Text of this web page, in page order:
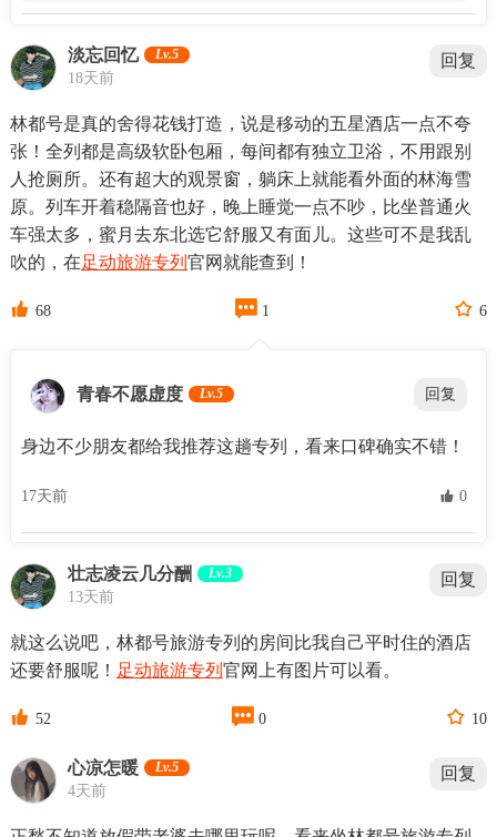
淡忘回忆 Lv.5
18天前
回复
林都号是真的舍得花钱打造，说是移动的五星酒店一点不夸
张！全列都是高级软卧包厢，每间都有独立卫浴，不用跟别
人抢厕所。还有超大的观景窗，躺床上就能看外面的林海雪
原。列车开着稳隔音也好，晚上睡觉一点不吵，比坐普通火
车强太多，蜜月去东北选它舒服又有面儿。这些可不是我乱
吹的，在足动旅游专列 官网就能查到！
 68  1  6
青春不愿虚度 Lv.5 回复
身边不少朋友都给我推荐这趟专列，看来口碑确实不错！
17天前  0
壮志凌云几分酬 Lv.3
13天前
回复
就这么说吧，林都号旅游专列的房间比我自己平时住的酒店
还要舒服呢！ 足动旅游专列 官网上有图片可以看。
 52  0  10
心凉怎暖 Lv.5
4天前
回复